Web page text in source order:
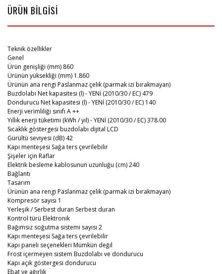
ÜRÜN BİLGİSİ
Teknik özellikler
Genel
Ürün genişliği (mm) 860
Ürünün yüksekliği (mm) 1.860
Ürünün ana rengi Paslanmaz çelik (parmak izi bırakmayan)
Buzdolabı Net kapasitesi (l) - YENİ (2010/30 / EC) 479
Dondurucu Net kapasitesi (l) - YENİ (2010/30 / EC) 140
Enerji verimliliği sınıfı A ++
Yıllık enerji tüketimi (kWh / yıl) - YENİ (2010/30 / EC) 378.00
Sıcaklık göstergesi buzdolabı dijital LCD
Gürültü seviyesi (dB) 42
Kapı menteşesi Sağa ters çevrilebilir
Şişeler için Raflar
Elektrik besleme kablosunun uzunluğu (cm) 240
Bağlantı
Tasarım
Ürünün ana rengi Paslanmaz çelik (parmak izi bırakmayan)
Kompresör sayısı 1
Yerleşik / Serbest duran Serbest duran
Kontrol türü Elektronik
Bağımsız soğutma sistemi sayısı 2
Kapı menteşesi Sağa ters çevrilebilir
Kapı paneli seçenekleri Mümkün değil
Frost içermeyen sistem Buzdolabı ve dondurucu
Kapı açık göstergesi dondurucu
Ebat ve ağırlık